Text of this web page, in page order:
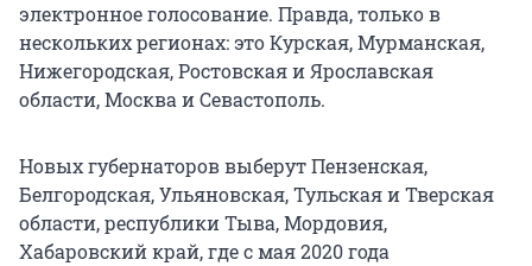
электронное голосование. Правда, только в
нескольких регионах: это Курская, Мурманская,
Нижегородская, Ростовская и Ярославская
области, Москва и Севастополь.
Новых губернаторов выберут Пензенская,
Белгородская, Ульяновская, Тульская и Тверская
области, республики Тыва, Мордовия,
Хабаровский край, где с мая 2020 года